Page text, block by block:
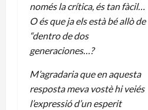
només la crítica, és tan fàcil…
O és que ja els està bé allò de
“dentro de dos
generaciones…?
M’agradaria que en aquesta
resposta meva vostè hi veiés
l’expressió d’un esperit